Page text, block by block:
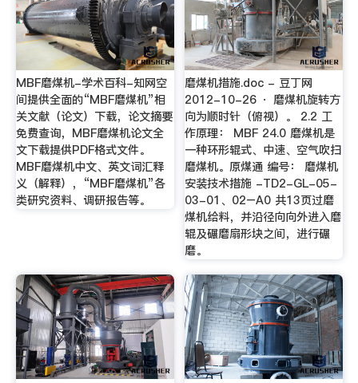
MBF磨煤机-学术百科-知网空
间提供全面的“MBF磨煤机”相
关文献（论文）下载，论文摘要
免费查询，MBF磨煤机论文全
文下载提供PDF格式文件。
MBF磨煤机中文、英文词汇释
义（解释），“MBF磨煤机”各
类研究资料、调研报告等。
磨煤机措施.doc - 豆丁网
2012-10-26 · 磨煤机旋转方
向为顺时针（俯视）。 2.2 工
作原理： MBF 24.0 磨煤机是
一种环形辊式、中速、空气吹扫
磨煤机。原煤通 编号： 磨煤机
安装技术措施 -TD2-GL-05-
03-01、02–A0 共13页过磨
煤机给料，并沿径向向外进入磨
辊及碾磨扇形块之间，进行碾
磨。